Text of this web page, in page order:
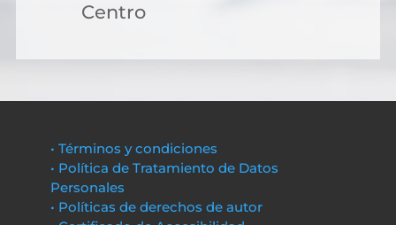
Centro
• Términos y condiciones
• Política de Tratamiento de Datos
Personales
• Políticas de derechos de autor